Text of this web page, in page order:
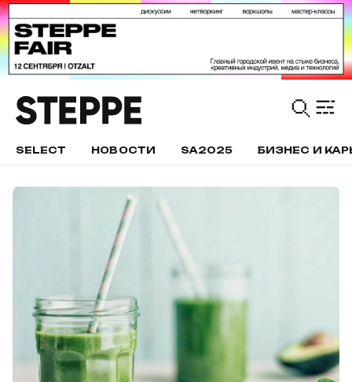
SELECT НОВОСТИ SA2025 БИЗНЕС И